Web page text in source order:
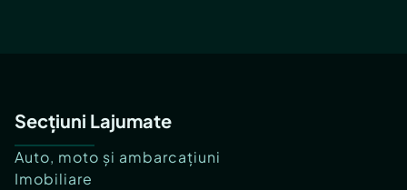
Secțiuni Lajumate
Auto, moto și ambarcațiuni
Imobiliare